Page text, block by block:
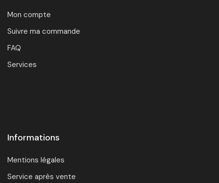
Mon compte
Suivre ma commande
FAQ
Services
Informations
Mentions légales
Service après vente